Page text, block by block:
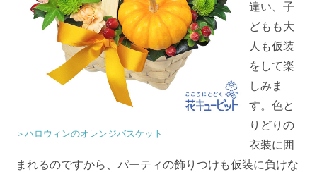
＞ハロウィンのオレンジバスケット
違い、子
どもも大
人も仮装
をして楽
しみま
す。色と
りどりの
衣装に囲
まれるのですから、パーティの飾りつけも仮装に負けな